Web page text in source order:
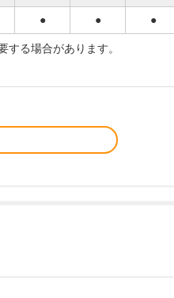
● ● ●
る場合があります。